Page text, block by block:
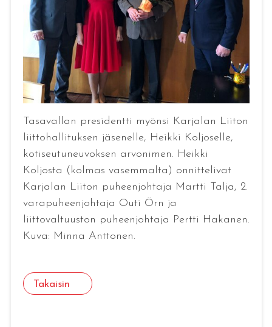
Tasavallan presidentti myönsi Karjalan Liiton
liittohallituksen jäsenelle, Heikki Koljoselle,
kotiseutuneuvoksen arvonimen. Heikki
Koljosta (kolmas vasemmalta) onnittelivat
Karjalan Liiton puheenjohtaja Martti Talja, 2.
varapuheenjohtaja Outi Örn ja
liittovaltuuston puheenjohtaja Pertti Hakanen.
Kuva: Minna Anttonen.
Takaisin